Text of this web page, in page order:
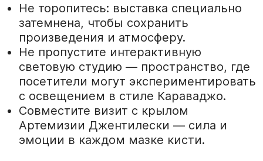
Не торопитесь: выставка специально
затемнена, чтобы сохранить
произведения и атмосферу.
Не пропустите интерактивную
световую студию — пространство, где
посетители могут экспериментировать
с освещением в стиле Караваджо.
Совместите визит с крылом
Артемизии Джентилески — сила и
эмоции в каждом мазке кисти.